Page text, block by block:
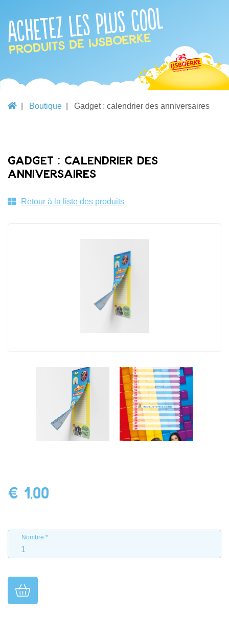
Achetez les plus cool
produits de IJsboerke
Boutique Gadget : calendrier des anniversaires
Gadget : calendrier des
anniversaires
Retour à la liste des produits
€ 1,00
Nombre